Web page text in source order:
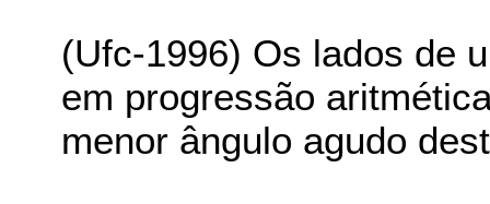
(Ufc-1996) Os lados de
em progressão
menor ângulo agudo